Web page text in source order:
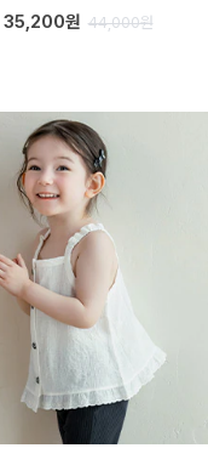
35,200원 44,000원